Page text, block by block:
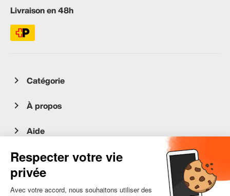
Livraison en 48h
Catégorie
À propos
Aide
Service client
occasion.migros.mobile@recommerce.com